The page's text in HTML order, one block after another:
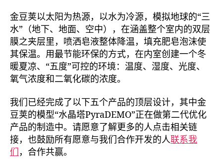
金豆荚以太阳为热源，以水为冷源，模拟地球的“三
水”（地下、地面、空中），在涵盖整个室内的双层
膜之夹层里，喷洒皂液整体降温，填充肥皂泡沫使
其保温。用最节能环保的方式，在内室创建一个冬
暖夏凉、“五度”可控的环境：温度、湿度、光度、
氧气浓度和二氧化碳的浓度。
我们已经完成了以下五个产品的顶层设计，其中金
豆荚的模型“水晶塔PyraDEMO”正在做第二代优化
产品的制造中。请愿意了解更多的人点击相关链
接，也鼓励所有愿意与我们合作开发的人联系我
们 ，合作共赢。